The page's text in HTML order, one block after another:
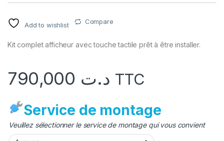
Add to wishlist Compare
Kit complet afficheur avec touche tactile prêt à être installer.
د.ت TTC
Service de montage
Veuillez sélectionner le service de montage qui vous convient